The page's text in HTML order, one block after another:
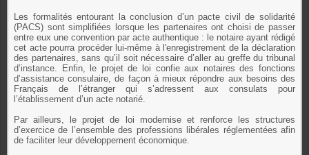
Les formalités entourant la conclusion d’un pacte civil de solidarité
(PACS) sont simplifiées lorsque les partenaires ont choisi de passer
entre eux une convention par acte authentique : le notaire ayant rédigé
cet acte pourra procéder lui-même à l'enregistrement de la déclaration
des partenaires, sans qu’il soit nécessaire d’aller au greffe du tribunal
d’instance. Enfin, le projet de loi confie aux notaires des fonctions
d’assistance consulaire, de façon à mieux répondre aux besoins des
Français de l’étranger qui s’adressent aux consulats pour
l’établissement d’un acte notarié.
Par ailleurs, le projet de loi modernise et renforce les structures
d’exercice de l’ensemble des professions libérales réglementées afin
de faciliter leur développement économique.